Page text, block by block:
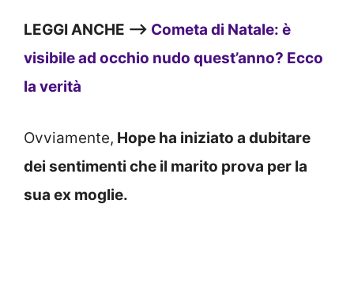
LEGGI ANCHE —> Cometa di Natale: è
visibile ad occhio nudo quest’anno? Ecco
la verità
Ovviamente, Hope ha iniziato a dubitare
dei sentimenti che il marito prova per la
sua ex moglie.